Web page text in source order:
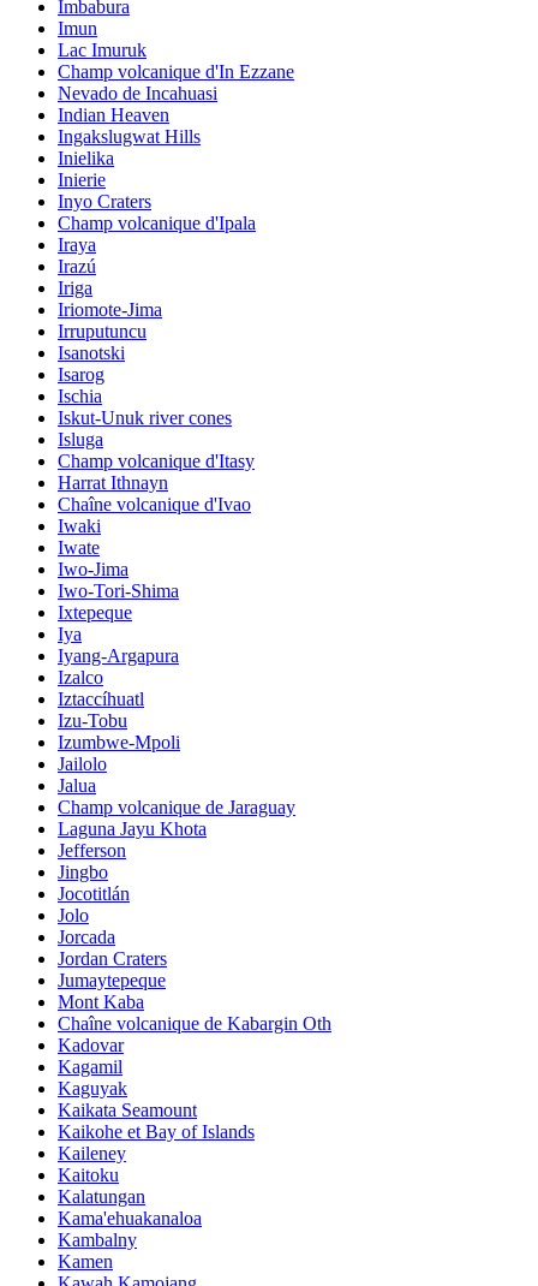
Imbabura
Imun
Lac Imuruk
Champ volcanique d'In Ezzane
Nevado de Incahuasi
Indian Heaven
Ingakslugwat Hills
Inielika
Inierie
Inyo Craters
Champ volcanique d'Ipala
Iraya
Irazú
Iriga
Iriomote-Jima
Irruputuncu
Isanotski
Isarog
Ischia
Iskut-Unuk river cones
Isluga
Champ volcanique d'Itasy
Harrat Ithnayn
Chaîne volcanique d'Ivao
Iwaki
Iwate
Iwo-Jima
Iwo-Tori-Shima
Ixtepeque
Iya
Iyang-Argapura
Izalco
Iztaccíhuatl
Izu-Tobu
Izumbwe-Mpoli
Jailolo
Jalua
Champ volcanique de Jaraguay
Laguna Jayu Khota
Jefferson
Jingbo
Jocotitlán
Jolo
Jorcada
Jordan Craters
Jumaytepeque
Mont Kaba
Chaîne volcanique de Kabargin Oth
Kadovar
Kagamil
Kaguyak
Kaikata Seamount
Kaikohe et Bay of Islands
Kaileney
Kaitoku
Kalatungan
Kama'ehuakanaloa
Kambalny
Kamen